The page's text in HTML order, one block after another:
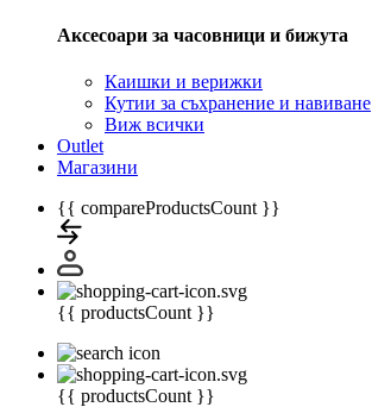
Аксесоари за часовници и бижута
Каишки и верижки
Кутии за съхранение и навиване
Виж всички
Outlet
Магазини
{{ compareProductsCount }}
{{ productsCount }}
{{ productsCount }}